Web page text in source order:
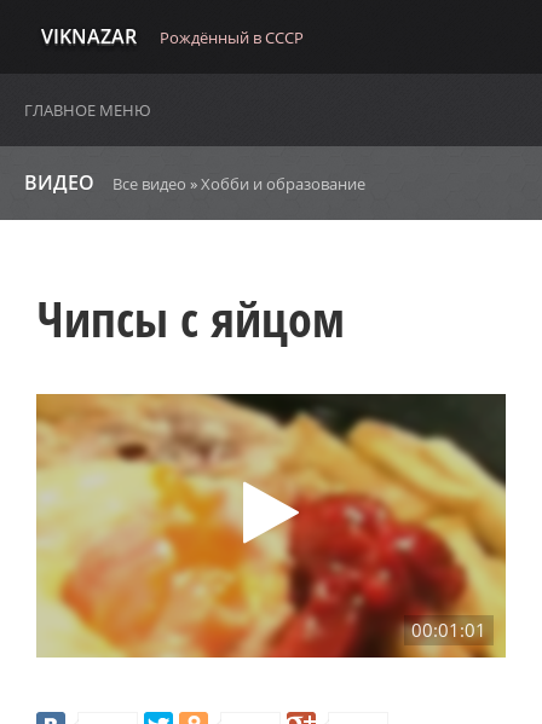
VIKNAZAR Рождённый в СССР
ГЛАВНОЕ МЕНЮ
ВИДЕО Все видео »Хобби и образование
Чипсы с яйцом
00:01:01